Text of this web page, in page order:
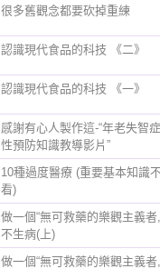
很多舊觀念都要砍掉重練
認識現代食品的科技 《二》
認識現代食品的科技 《一》
感謝有心人製作這-“年老失智
性預防知識教導影片”
10種過度醫療 (重要基本知識
看)
做一個“無可救藥的樂觀主義
不生病(上)
做一個“無可救藥的樂觀主義